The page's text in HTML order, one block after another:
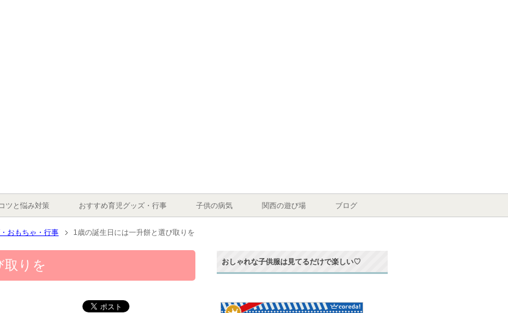
ツと悩み対策 おすすめ育児グッズ・行事 子供の病気 関西の遊び場 ブログ
おもちゃ・行事 1歳の誕生日には一升餅と選び取りを
取りを おしゃれな子供服は見てるだけで楽しい♡